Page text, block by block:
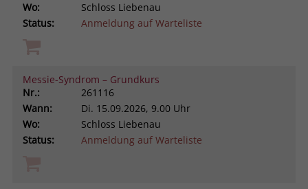
Wo:
Schloss Liebenau
Status:
Anmeldung auf Warteliste
Messie-Syndrom – Grundkurs
Nr.:
261116
Wann:
Di. 15.09.2026, 9.00 Uhr
Wo:
Schloss Liebenau
Status:
Anmeldung auf Warteliste